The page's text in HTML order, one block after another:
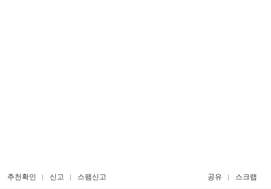
추천확인 신고 스팸신고 공유 스크랩